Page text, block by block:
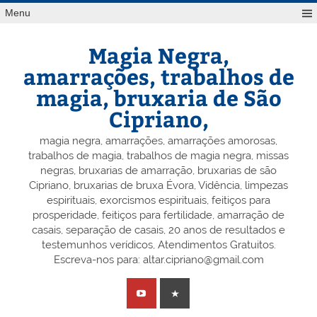
Skip
toMenu
Magia Negra,
amarrações, trabalhos de
magia, bruxaria de São
Cipriano,
magia negra, amarrações, amarrações amorosas,
trabalhos de magia, trabalhos de magia negra, missas
negras, bruxarias de amarração, bruxarias de são
Cipriano, bruxarias de bruxa Évora, Vidência, limpezas
espirituais, exorcismos espirituais, feitiços para
prosperidade, feitiços para fertilidade, amarração de
casais, separação de casais, 20 anos de resultados e
testemunhos verídicos, Atendimentos Gratuitos.
Escreva-nos para: altar.cipriano@gmail.com